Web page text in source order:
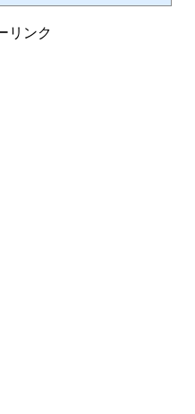
、コンパクトでスタイリッシュな空港に生まれ変
リンク